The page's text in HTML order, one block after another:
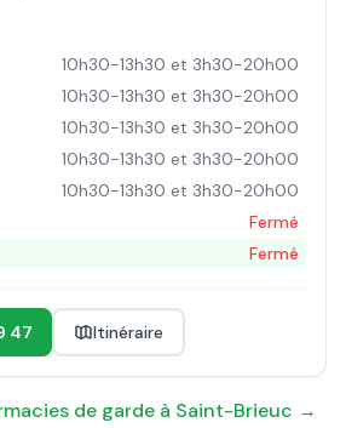
10h30-13h30 et 3h30-20h00
10h30-13h30 et 3h30-20h00
10h30-13h30 et 3h30-20h00
10h30-13h30 et 3h30-20h00
10h30-13h30 et 3h30-20h00
Fermé
Fermé
47 Itinéraire
de garde à Saint-Brieuc →